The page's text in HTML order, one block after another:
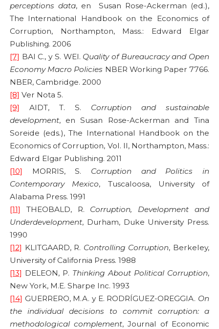
perceptions data, en Susan Rose-Ackerman (ed.),
The International Handbook on the Economics of
Corruption, Northampton, Mass.: Edward Elgar
Publishing. 2006
[7] BAI C., y S. WEI. Quality of Bureaucracy and Open
Economy Macro Policies NBER Working Paper 7766.
NBER, Cambridge. 2000
[8] Ver Nota 5.
[9]
AIDT, T. S. Corruption and sustainable
development, en Susan Rose-Ackerman and Tina
Soreide (eds.), The International Handbook on the
Economics of Corruption, Vol. II, Northampton, Mass.:
Edward Elgar Publishing. 2011
[10]
MORRIS, S. Corruption and Politics in
Contemporary Mexico, Tuscaloosa, University of
Alabama Press. 1991
[11]
THEOBALD, R. Corruption, Development and
Underdevelopment, Durham, Duke University Press.
1990
[12] KLITGAARD, R. Controlling Corruption, Berkeley,
University of California Press. 1988
[13] DELEON, P. Thinking About Political Corruption,
New York, M.E. Sharpe Inc. 1993
[14] GUERRERO, M.A. y E. RODRÍGUEZ-OREGGIA. On
the individual decisions to commit corruption: a
methodological complement, Journal of Economic